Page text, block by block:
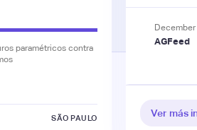
paramétricos contra
SÃO PAULO
December
AGFeed
Ver más